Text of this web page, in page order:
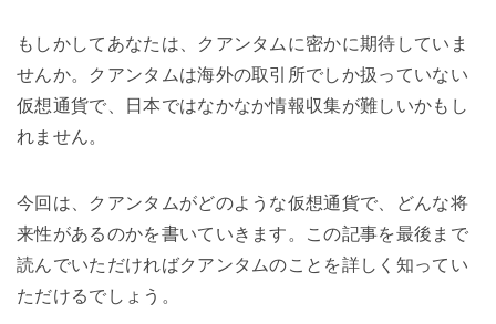
もしかしてあなたは、クアンタムに密かに期待していま
せんか。クアンタムは海外の取引所でしか扱っていない
仮想通貨で、日本ではなかなか情報収集が難しいかもし
れません。
今回は、クアンタムがどのような仮想通貨で、どんな将
来性があるのかを書いていきます。この記事を最後まで
読んでいただければクアンタムのことを詳しく知ってい
ただけるでしょう。